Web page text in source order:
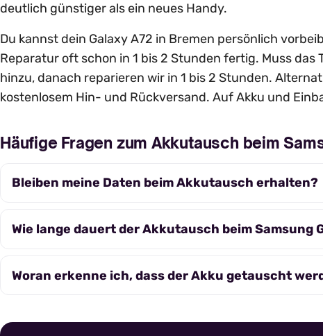
deutlich günstiger als ein neues Handy.
Du kannst dein Galaxy A72 in Bremen persönlich
Reparatur oft schon in 1 bis 2 Stunden fertig. Muss das
hinzu, danach reparieren wir in 1 bis 2 Stunden.
kostenlosem Hin- und Rückversand. Auf Akku und
Häufige Fragen zum Akkutausch beim
Bleiben meine Daten beim Akkutausch erhalten?
Wie lange dauert der Akkutausch beim Samsung
Woran erkenne ich, dass der Akku getauscht